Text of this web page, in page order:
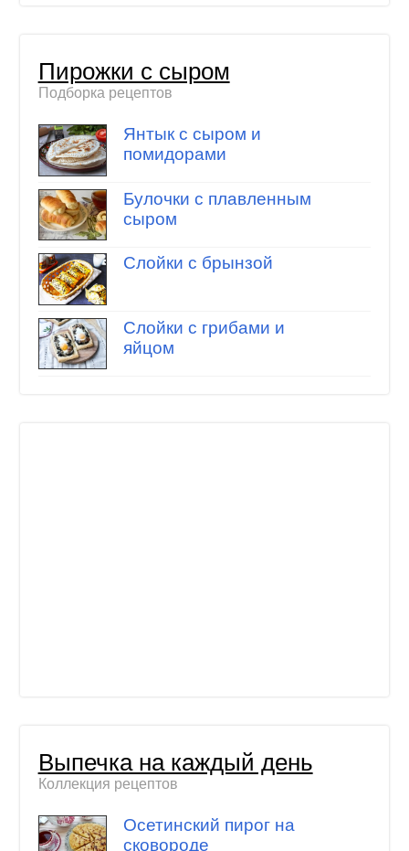
Пирожки с сыром
Подборка рецептов
Янтык с сыром и
помидорами
Булочки с плавленным
сыром
Слойки с брынзой
Слойки с грибами и
яйцом
Выпечка на каждый день
Коллекция рецептов
Осетинский пирог на
сковороде